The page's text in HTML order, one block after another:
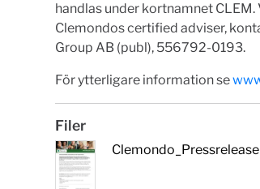
handlas under kortnamnet
Clemondos certified adviser,
Group AB (publ), 556792-0193.
För ytterligare information se
Filer